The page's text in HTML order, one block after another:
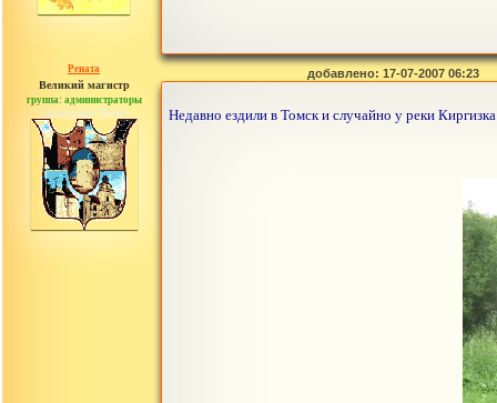
Рената
Великий магистр
группа: администраторы
сообщений: 30442
добавлено: 17-07-2007 06:23
Недавно ездили в Томск и случайно у реки